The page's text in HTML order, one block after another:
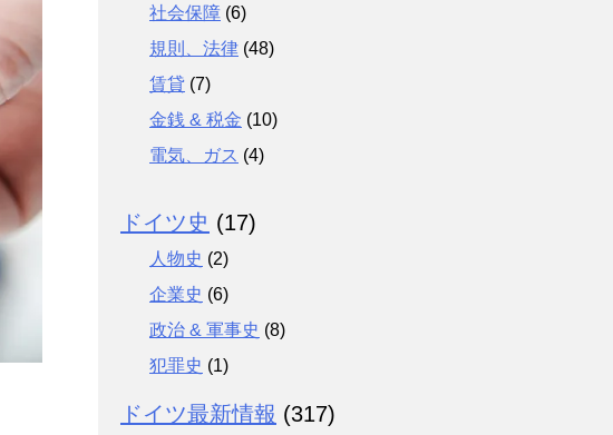
社会保障 (6)
規則、法律 (48)
賃貸 (7)
金銭 & 税金 (10)
電気、ガス (4)
ドイツ史 (17)
人物史 (2)
企業史 (6)
政治 & 軍事史 (8)
犯罪史 (1)
ドイツ最新情報 (317)